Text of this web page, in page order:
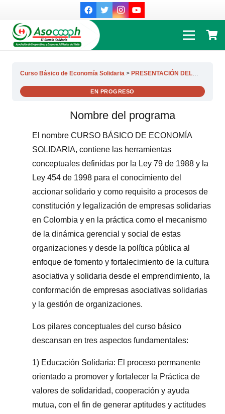
Curso Básico de Economía Solidaria PRESENTACIÓN DEL CURSO
EN PROGRESO
Nombre del programa
El nombre CURSO BÁSICO DE ECONOMÍA
SOLIDARIA, contiene las herramientas
conceptuales definidas por la Ley 79 de 1988 y la
Ley 454 de 1998 para el conocimiento del
accionar solidario y como requisito a procesos de
constitución y legalización de empresas solidarias
en Colombia y en la práctica como el mecanismo
de la dinámica gerencial y social de estas
organizaciones y desde la política pública al
enfoque de fomento y fortalecimiento de la cultura
asociativa y solidaria desde el emprendimiento, la
conformación de empresas asociativas solidarias
y la gestión de organizaciones.
Los pilares conceptuales del curso básico
descansan en tres aspectos fundamentales:
1) Educación Solidaria: El proceso permanente
orientado a promover y fortalecer la Práctica de
valores de solidaridad, cooperación y ayuda
mutua, con el fin de generar aptitudes y actitudes